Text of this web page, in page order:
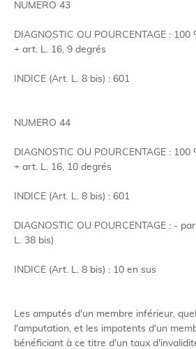
NUMERO 43
DIAGNOSTIC OU POURCENTAGE :
+ art. L. 16, 9 degrés
INDICE (Art. L. 8 bis) : 601
NUMERO 44
DIAGNOSTIC OU POURCENTAGE :
+ art. L. 16, 10 degrés
INDICE (Art. L. 8 bis) : 601
DIAGNOSTIC OU POURCENTAGE : -
L. 38 bis)
INDICE (Art. L. 8 bis) : 10 en sus
Les amputés d'un membre inférieur,
l'amputation, et les impotents d'un
bénéficiant à ce titre d'un taux